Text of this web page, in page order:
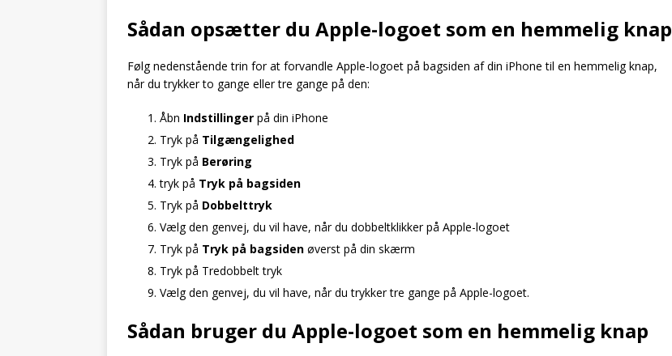
Sådan opsætter du Apple-logoet som en hemmelig knap
Følg nedenstående trin for at forvandle Apple-logoet på bagsiden af din iPhone til en hemmelig knap,
når du trykker to gange eller tre gange på den:
Åbn Indstillinger på din iPhone
Tryk på Tilgængelighed
Tryk på Berøring
tryk på Tryk på bagsiden
Tryk på Dobbelttryk
Vælg den genvej, du vil have, når du dobbeltklikker på Apple-logoet
Tryk på Tryk på bagsiden øverst på din skærm
Tryk på Tredobbelt tryk
Vælg den genvej, du vil have, når du trykker tre gange på Apple-logoet.
Sådan bruger du Apple-logoet som en hemmelig knap